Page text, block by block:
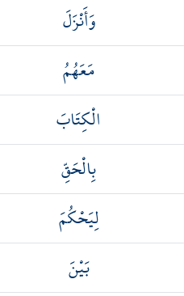
وَأَنْزَلَ
مَعَهُمُ
الْكِتَابَ
بِالْحَقِّ
لِيَحْكُمَ
بَيْنَ